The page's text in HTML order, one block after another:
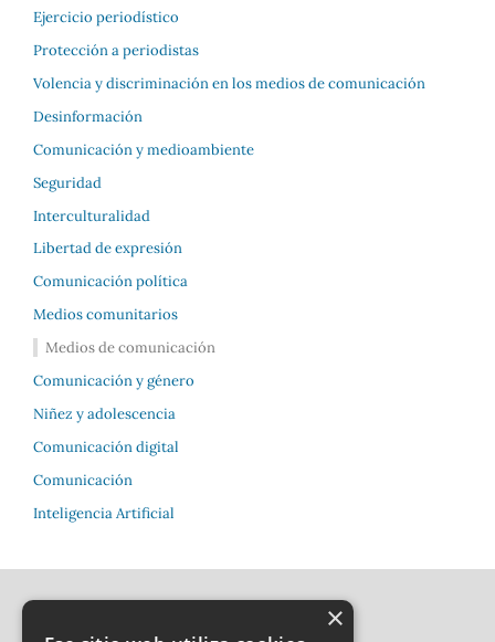
Ejercicio periodístico
Protección a periodistas
Volencia y discriminación en los medios de comunicación
Desinformación
Comunicación y medioambiente
Seguridad
Interculturalidad
Libertad de expresión
Comunicación política
Medios comunitarios
Medios de comunicación
Comunicación y género
Niñez y adolescencia
Comunicación digital
Comunicación
Inteligencia Artificial
×